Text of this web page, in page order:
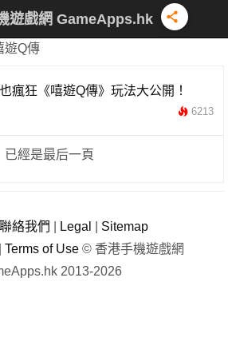
遊戲網 GameApps.hk
遊Q傳
瘋狂《嘻遊Q傳》玩法大公開！
6213
已經是最后一頁
聯絡我們 Legal
Sitemap
Terms of Use © 香港手機遊戲網
2013-2026